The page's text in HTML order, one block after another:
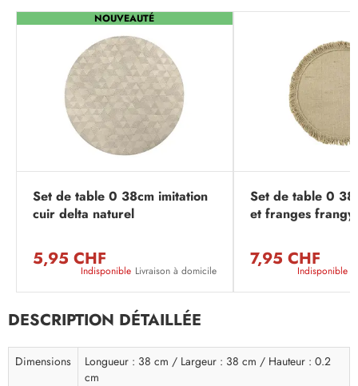
NOUVEAUTÉ
Set de table 0 38cm imitation
cuir delta naturel
5,95 CHF
Indisponible Livraison à domicile
Set de table 0
et franges
7,95 CHF
Indisponible
DESCRIPTION DÉTAILLÉE
Dimensions
Longueur : 38 cm / Largeur : 38 cm / Hauteur : 0.2
cm